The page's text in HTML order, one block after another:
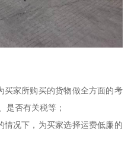
买家所购买的货物做全方面的考
是否有关税等；
情况下，为买家选择运费低廉的